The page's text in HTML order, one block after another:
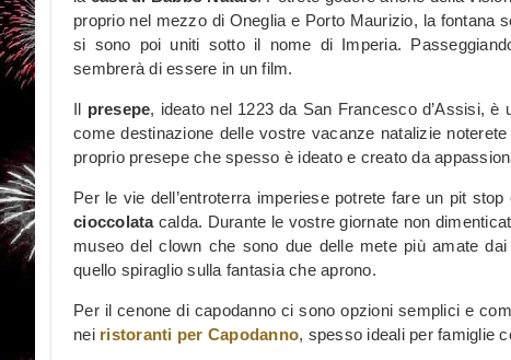
proprio nel mezzo di Oneglia e Porto Maurizio, la fontana
si sono poi uniti sotto il nome di Imperia.
sembrerà di essere in un film.
Il presepe, ideato nel 1223 da San Francesco d’Assisi,
come destinazione delle vostre vacanze natalizie
proprio presepe che spesso è ideato e creato da
Per le vie dell’entroterra imperiese potrete fare un pit
cioccolata calda. Durante le vostre giornate non
museo del clown che sono due delle mete più amate
quello spiraglio sulla fantasia che aprono.
Per il cenone di capodanno ci sono opzioni semplici e
nei ristoranti per Capodanno, spesso ideali per famiglie